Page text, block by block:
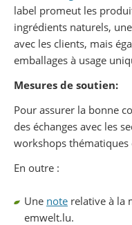
label promeut les
ingrédients naturels,
avec les clients, mais
emballages à usage
Mesures de soutien:
Pour assurer la bonne
des échanges avec les
workshops
En outre :
Une note relative à la
emwelt.lu.